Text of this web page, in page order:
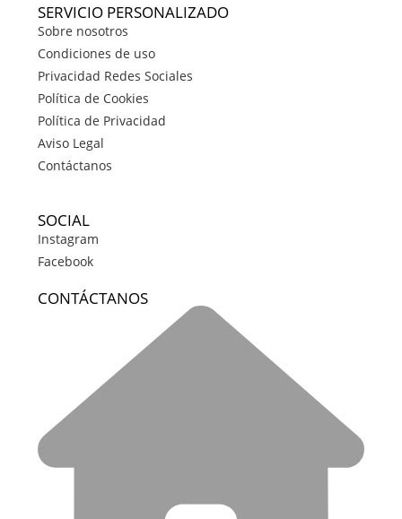
SERVICIO PERSONALIZADO
Sobre nosotros
Condiciones de uso
Privacidad Redes Sociales
Política de Cookies
Política de Privacidad
Aviso Legal
Contáctanos
SOCIAL
Instagram
Facebook
CONTÁCTANOS